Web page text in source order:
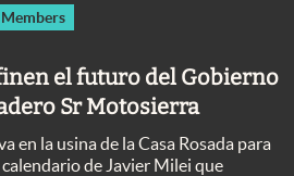
el futuro del Gobierno
Sr Motosierra
en la usina de la Casa Rosada para
de Javier Milei que